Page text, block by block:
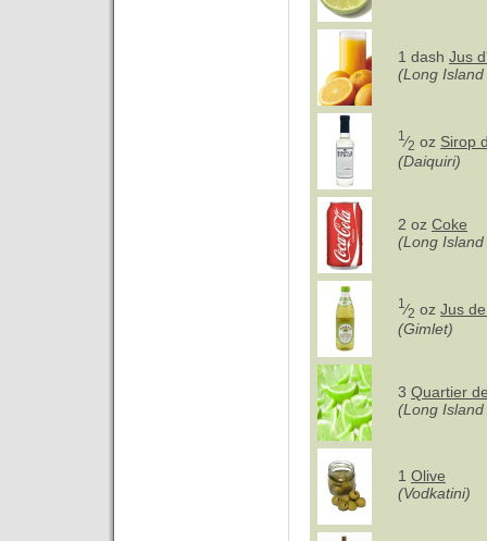
1 dash Jus
(Long
1 ⁄2 oz Sirop
(Daiquiri)
2 oz Coke
(Long
1 ⁄2 oz Jus
(Gimlet)
3 Quartier
(Long
1 Olive
(Vodkatini)